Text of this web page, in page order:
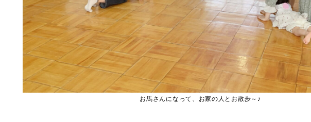
お馬さんになって、お家の人とお散歩～♪